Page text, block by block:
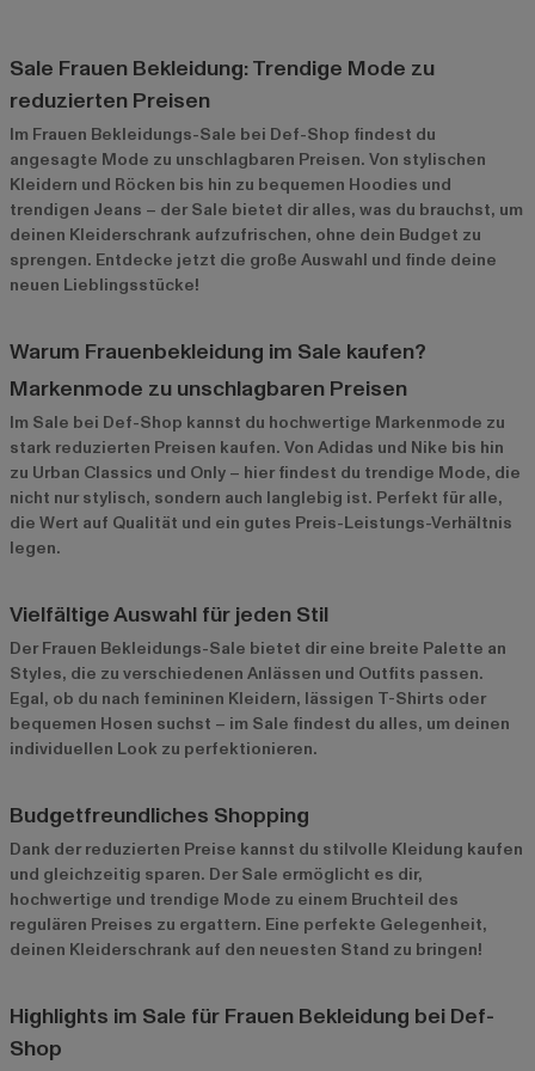
Sale Frauen Bekleidung: Trendige Mode zu
reduzierten Preisen
Im Frauen Bekleidungs-Sale bei Def-Shop findest du
angesagte Mode zu unschlagbaren Preisen. Von stylischen
Kleidern und Röcken bis hin zu bequemen Hoodies und
trendigen Jeans – der Sale bietet dir alles, was du brauchst, um
deinen Kleiderschrank aufzufrischen, ohne dein Budget zu
sprengen. Entdecke jetzt die große Auswahl und finde deine
neuen Lieblingsstücke!
Warum Frauenbekleidung im Sale kaufen?
Markenmode zu unschlagbaren Preisen
Im Sale bei Def-Shop kannst du hochwertige Markenmode zu
stark reduzierten Preisen kaufen. Von Adidas und Nike bis hin
zu Urban Classics und Only – hier findest du trendige Mode, die
nicht nur stylisch, sondern auch langlebig ist. Perfekt für alle,
die Wert auf Qualität und ein gutes Preis-Leistungs-Verhältnis
legen.
Vielfältige Auswahl für jeden Stil
Der Frauen Bekleidungs-Sale bietet dir eine breite Palette an
Styles, die zu verschiedenen Anlässen und Outfits passen.
Egal, ob du nach femininen Kleidern, lässigen T-Shirts oder
bequemen Hosen suchst – im Sale findest du alles, um deinen
individuellen Look zu perfektionieren.
Budgetfreundliches Shopping
Dank der reduzierten Preise kannst du stilvolle Kleidung kaufen
und gleichzeitig sparen. Der Sale ermöglicht es dir,
hochwertige und trendige Mode zu einem Bruchteil des
regulären Preises zu ergattern. Eine perfekte Gelegenheit,
deinen Kleiderschrank auf den neuesten Stand zu bringen!
Highlights im Sale für Frauen Bekleidung bei Def-
Shop